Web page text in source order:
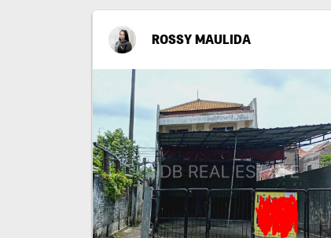
ROSSY MAULIDA